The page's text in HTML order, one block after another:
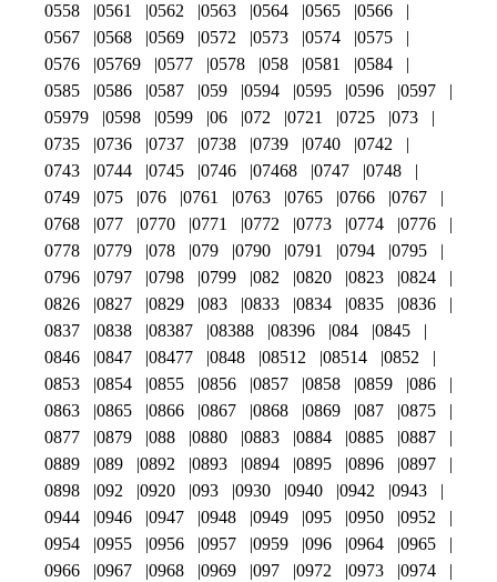
0558
0561 0562 0563 0564 0565
0566
0567
0568 0569 0572 0573 0574
0575
0576
05769 0577 0578 058 0581
0584
0585
0586 0587 059 0594 0595 0596
0597
05979
0598 0599 06 072 0721 0725
073
0735
0736 0737 0738 0739 0740
0742
0743
0744 0745 0746 07468 0747
0748
0749
075 076 0761 0763 0765 0766
0767
0768
077 0770 0771 0772 0773 0774
0776
0778
0779 078 079 0790 0791 0794
0795
0796
0797 0798 0799 082 0820 0823
0824
0826
0827 0829 083 0833 0834 0835
0836
0837
0838 08387 08388 08396 084
0845
0846
0847 08477 0848 08512 08514
0852
0853
0854 0855 0856 0857 0858 0859
086
0863
0865 0866 0867 0868 0869 087
0875
0877
0879 088 0880 0883 0884 0885
0887
0889
089 0892 0893 0894 0895 0896
0897
0898
092 0920 093 0930 0940 0942
0943
0944
0946 0947 0948 0949 095 0950
0952
0954
0955 0956 0957 0959 096 0964
0965
0966
0967 0968 0969 097 0972 0973
0974